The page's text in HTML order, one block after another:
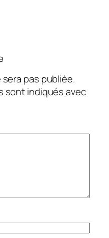
pas publiée.
sont indiqués avec